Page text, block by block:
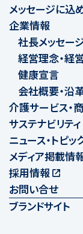
メッセージに込
企業情報
社長メッセー
経営理念・経
健康宣言
会社概要・沿
介護サービス・
サステナビリティ
ニュース・トピッ
メディア掲載情
採用情報
お問い合せ
ブランドサイト